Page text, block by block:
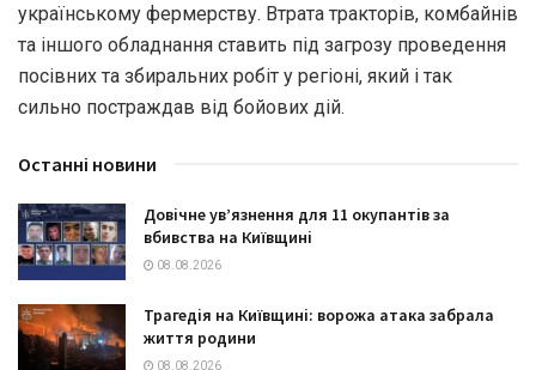
українському фермерству. Втрата тракторів, комбайнів
та іншого обладнання ставить під загрозу проведення
посівних та збиральних робіт у регіоні, який і так
сильно постраждав від бойових дій.
Останні новини
Довічне ув’язнення для 11 окупантів за
вбивства на Київщині
08.08.2026
Трагедія на Київщині: ворожа атака забрала
життя родини
08.08.2026